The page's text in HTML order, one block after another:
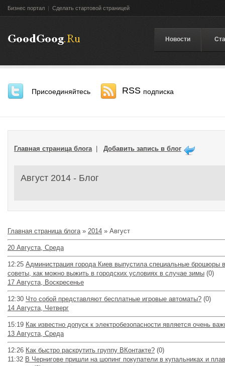
Бизнес портал | Сделать стартовой страницей
Новости
Присоединяйтесь RSS подписка
Главная страница блога| Добавить запись в блог
Август 2014 - Блог
Главная страница блога» 2014 » Август
20 Августа, Среда
12:25 Администрация города Киев выпустила специальные брошюры
советы, как можно выжить в городских условиях в случае зимы (0)
17 Августа, Воскресенье
12:30 Что собой представляют бесплатные игровые автоматы? (0)
14 Августа, Четверг
15:19 Как известно допуск к электробезопасности является очень
13 Августа, Среда
12:26 Как быстро раскрутить группу ВКонтакте? (0)
11:32 В Чернигове пришли на шопинг покупатели в купальниках и